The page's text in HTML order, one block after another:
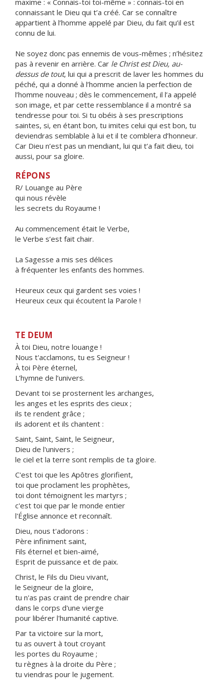
maxime : « Connais-toi toi-même » : connais-toi en
connaissant le Dieu qui t’a créé. Car se connaître
appartient à l’homme appelé par Dieu, du fait qu’il est
connu de lui.
Ne soyez donc pas ennemis de vous-mêmes ; n’hésitez
pas à revenir en arrière. Car le Christ est Dieu, au-
dessus de tout, lui qui a prescrit de laver les hommes du
péché, qui a donné à l’homme ancien la perfection de
l’homme nouveau ; dès le commencement, il l’a appelé
son image, et par cette ressemblance il a montré sa
tendresse pour toi. Si tu obéis à ses prescriptions
saintes, si, en étant bon, tu imites celui qui est bon, tu
deviendras semblable à lui et il te comblera d’honneur.
Car Dieu n’est pas un mendiant, lui qui t’a fait dieu, toi
aussi, pour sa gloire.
RÉPONS
R/ Louange au Père
qui nous révèle
les secrets du Royaume !
Au commencement était le Verbe,
le Verbe s’est fait chair.
La Sagesse a mis ses délices
à fréquenter les enfants des hommes.
Heureux ceux qui gardent ses voies !
Heureux ceux qui écoutent la Parole !
TE DEUM
À toi Dieu, notre louange !
Nous t'acclamons, tu es Seigneur !
À toi Père éternel,
L’hymne de l’univers.
Devant toi se prosternent les archanges,
les anges et les esprits des cieux ;
ils te rendent grâce ;
ils adorent et ils chantent :
Saint, Saint, Saint, le Seigneur,
Dieu de l'univers ;
le ciel et la terre sont remplis de ta gloire.
C'est toi que les Apôtres glorifient,
toi que proclament les prophètes,
toi dont témoignent les martyrs ;
c'est toi que par le monde entier
l'Église annonce et reconnaît.
Dieu, nous t'adorons :
Père infiniment saint,
Fils éternel et bien-aimé,
Esprit de puissance et de paix.
Christ, le Fils du Dieu vivant,
le Seigneur de la gloire,
tu n'as pas craint de prendre chair
dans le corps d'une vierge
pour libérer l'humanité captive.
Par ta victoire sur la mort,
tu as ouvert à tout croyant
les portes du Royaume ;
tu règnes à la droite du Père ;
tu viendras pour le jugement.